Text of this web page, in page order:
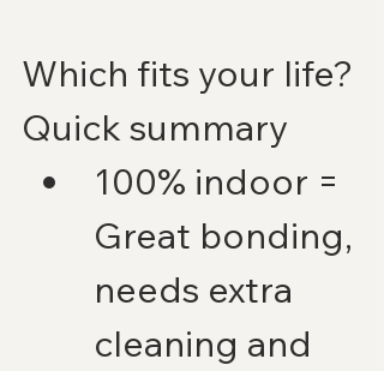
Which fits your life?
Quick summary
100% indoor =
Great bonding,
needs extra
cleaning and